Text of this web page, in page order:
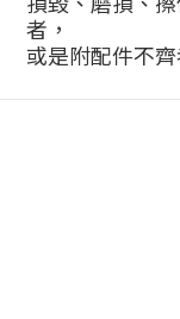
者，
或是附配件不